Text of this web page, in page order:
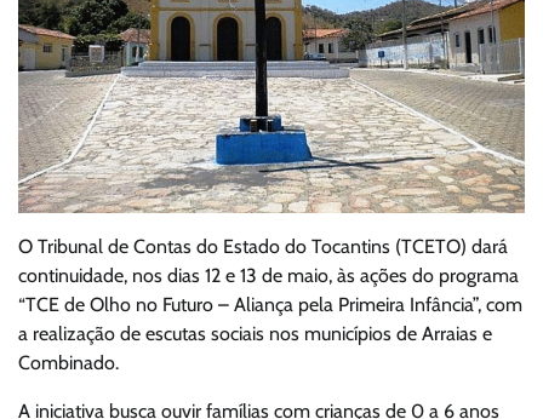
O Tribunal de Contas do Estado do Tocantins (TCETO) dará
continuidade, nos dias 12 e 13 de maio, às ações do programa
“TCE de Olho no Futuro – Aliança pela Primeira Infância”, com
a realização de escutas sociais nos municípios de Arraias e
Combinado.
A iniciativa busca ouvir famílias com crianças de 0 a 6 anos